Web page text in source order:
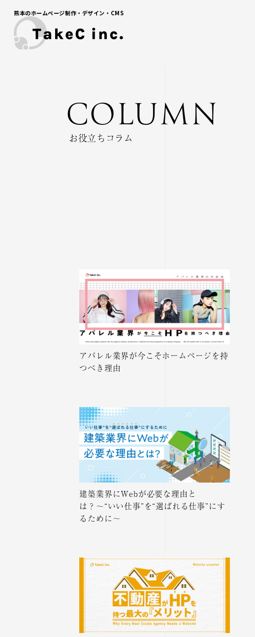
熊本のホームページ制作・デザイン・CMS
COLUMN
お役立ちコラム
アパレル業界が今こそホームページを持
つべき理由
建築業界にWebが必要な理由と
は？〜“いい仕事”を“選ばれる仕事”にす
るために〜